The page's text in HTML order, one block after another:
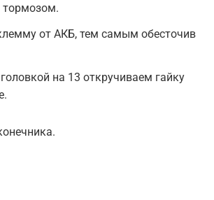
тормозом.
от АКБ, тем самым обесточив
на 13 откручиваем гайку